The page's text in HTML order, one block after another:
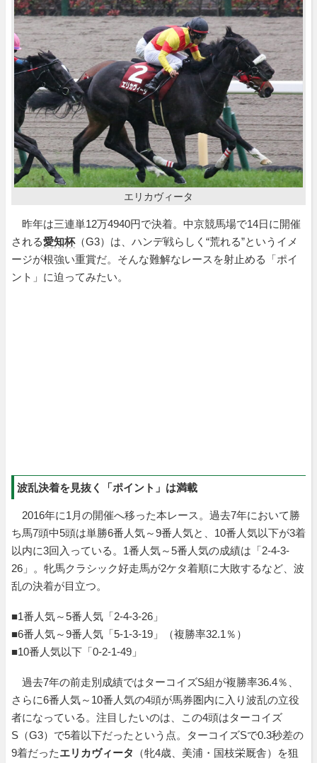
エリカヴィータ
昨年は三連単12万4940円で決着。中京競馬場で14日に開催
される愛知杯（G3）は、ハンデ戦らしく“荒れる”というイメ
ージが根強い重賞だ。そんな難解なレースを射止める「ポイ
ント」に迫ってみたい。
波乱決着を見抜く「ポイント」は満載
2016年に1月の開催へ移った本レース。過去7年において勝
ち馬7頭中5頭は単勝6番人気～9番人気と、10番人気以下が3着
以内に3回入っている。1番人気～5番人気の成績は「2-4-3-
26」。牝馬クラシック好走馬が2ケタ着順に大敗するなど、波
乱の決着が目立つ。
■1番人気～5番人気「2-4-3-26」
■6番人気～9番人気「5-1-3-19」（複勝率32.1％）
■10番人気以下「0-2-1-49」
過去7年の前走別成績ではターコイズS組が複勝率36.4％、
さらに6番人気～10番人気の4頭が馬券圏内に入り波乱の立役
者になっている。注目したいのは、この4頭はターコイズ
S（G3）で5着以下だったという点。ターコイズSで0.3秒差の
9着だったエリカヴィータ
（牝4歳、美浦・国枝栄厩舎）を狙